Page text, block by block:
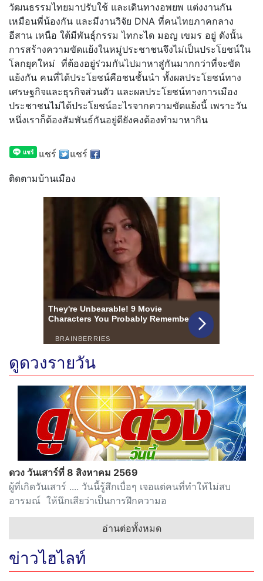
วัฒนธรรมไทยมาปรับใช้ และเดินทางอพยพ แต่งงานกัน
เหมือนพี่น้องกัน และมีงานวิจัย DNA ที่คนไทยภาคกลาง
อีสาน เหนือ ใต้มีพันธุ์กรรม ไทกะได มอญ เขมร อยู่ ดังนั้น
การสร้างความขัดแย้งในหมู่ประชาชนจึงไม่เป็นประโยชน์ใน
โลกยุคใหม่ ที่ต้องอยู่ร่วมกันไปมาหาสู่กันมากกว่าที่จะขัด
แย้งกัน คนที่ได้ประโยชน์คือชนชั้นนำ ทั้งผลประโยชน์ทาง
เศรษฐกิจและธุรกิจส่วนตัว และผลประโยชน์ทางการเมือง
ประชาชนไม่ได้ประโยชน์อะไรจากความขัดแย้งนี้ เพราะวัน
หนึ่งเราก็ต้องสัมพันธ์กันอยู่ดียังคงต้องทำมาหากิน
แชร์ แชร์
ติดตามบ้านเมือง
ดูดวงรายวัน
ดวง วันเสาร์ที่ 8 สิงหาคม 2569
ผู้ที่เกิดวันเสาร์ .... วันนี้รู้สึกเบื่อๆ เจอแต่คนที่ทำให้ไม่สบ
อารมณ์ ให้นึกเสียว่าเป็นการฝึกความอ
อ่านต่อทั้งหมด
ข่าวไฮไลท์